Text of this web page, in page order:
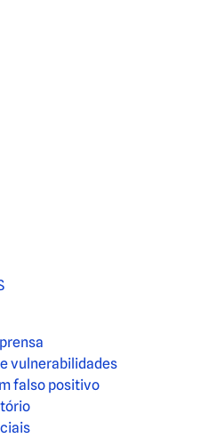
vulnerabilidades
falso positivo